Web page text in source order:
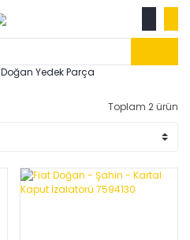
Doğan Yedek Parça
Toplam 2 ürün